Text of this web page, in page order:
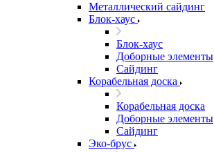
Металлический сайдинг
Блок-хаус
Блок-хаус
Доборные элементы
Сайдинг
Корабельная доска
Корабельная доска
Доборные элементы
Сайдинг
Эко-брус